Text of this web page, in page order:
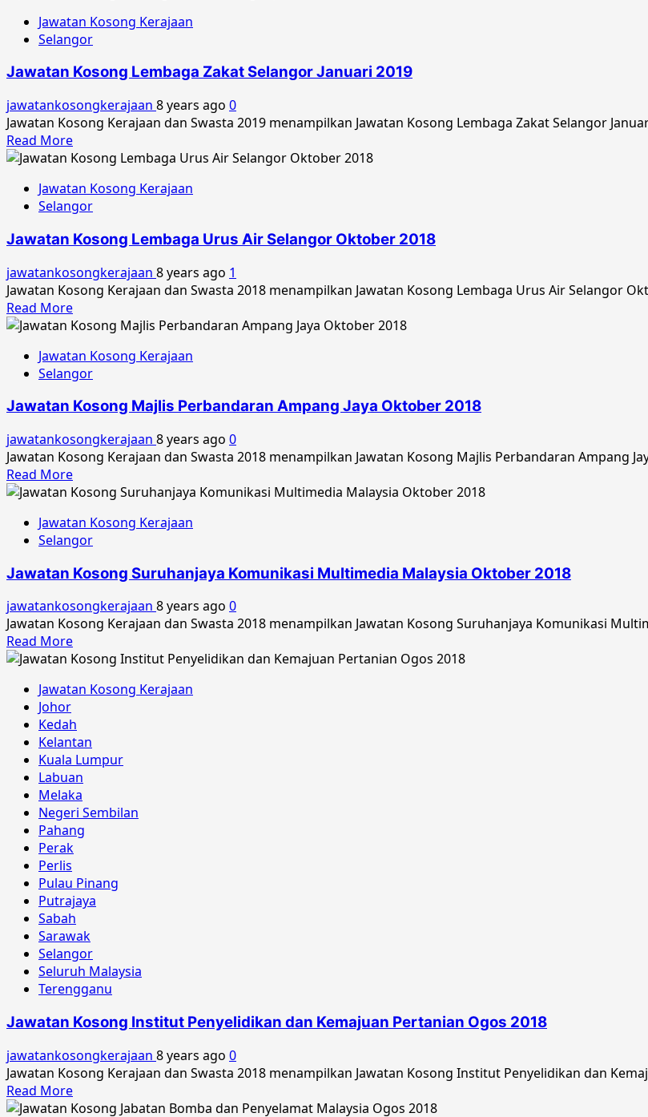
Jawatan
Kosong
Perbandaran
Kajang
Februari
2019
Jawatan Kosong Kerajaan
Selangor
Jawatan Kosong Lembaga Zakat Selangor Januari 2019
jawatankosongkerajaan 8 years ago 0
Jawatan Kosong Kerajaan dan Swasta 2019 menampilkan Jawatan Kosong Lembaga Zakat Selangor
Read MoreRead
more
Jawatan
Kosong
Zakat
Januari
2019
Jawatan Kosong Kerajaan
Selangor
Jawatan Kosong Lembaga Urus Air Selangor Oktober 2018
jawatankosongkerajaan 8 years ago 1
Jawatan Kosong Kerajaan dan Swasta 2018 menampilkan Jawatan Kosong Lembaga Urus Air Selangor
Read MoreRead
more
Jawatan
Kosong
Urus
Selangor
Oktober
2018
Jawatan Kosong Kerajaan
Selangor
Jawatan Kosong Majlis Perbandaran Ampang Jaya Oktober 2018
jawatankosongkerajaan 8 years ago 0
Jawatan Kosong Kerajaan dan Swasta 2018 menampilkan Jawatan Kosong Majlis Perbandaran Ampang
Read MoreRead
more
Jawatan
Kosong
Perbandaran
Ampang
Jaya
Oktober
2018
Jawatan Kosong Kerajaan
Selangor
Jawatan Kosong Suruhanjaya Komunikasi Multimedia Malaysia Oktober 2018
jawatankosongkerajaan 8 years ago 0
Jawatan Kosong Kerajaan dan Swasta 2018 menampilkan Jawatan Kosong Suruhanjaya Komunikasi
Read MoreRead
more
Jawatan
Suruhanjaya
Komunikasi
Multimedia
Malaysia
Oktober
2018
Jawatan Kosong Kerajaan
Johor
Kedah
Kelantan
Kuala Lumpur
Labuan
Melaka
Negeri Sembilan
Pahang
Perak
Perlis
Pulau Pinang
Putrajaya
Sabah
Sarawak
Selangor
Seluruh Malaysia
Terengganu
Jawatan Kosong Institut Penyelidikan dan Kemajuan Pertanian Ogos 2018
jawatankosongkerajaan 8 years ago 0
Jawatan Kosong Kerajaan dan Swasta 2018 menampilkan Jawatan Kosong Institut Penyelidikan dan
Read MoreRead
more